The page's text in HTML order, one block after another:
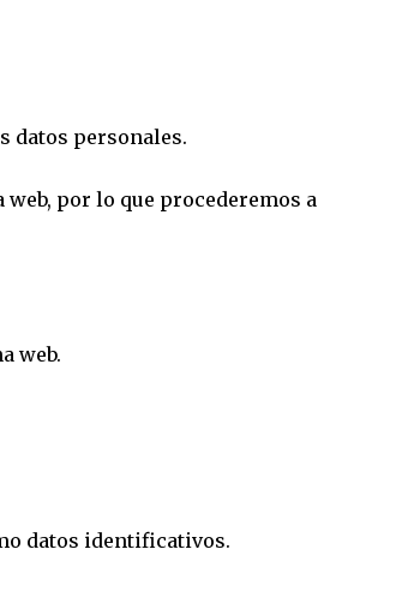
datos personales.
por lo que procederemos a
web.
datos identificativos.